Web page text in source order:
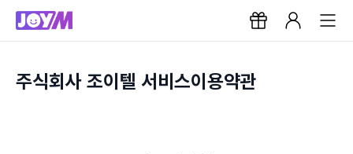
주식회사 조이텔 서비스이용약관